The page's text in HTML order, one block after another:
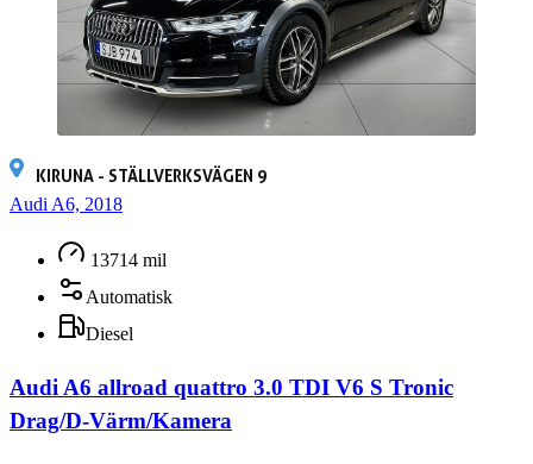
KIRUNA - STÄLLVERKSVÄGEN 9
Audi A6, 2018
13714 mil
Automatisk
Diesel
Audi A6 allroad quattro 3.0 TDI V6 S Tronic
Drag/D-Värm/Kamera